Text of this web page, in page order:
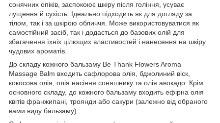
сонячних опіків, заспокоює шкіру після гоління, усуває
лущення й сухість. Ідеально підходить як для догляду за
тілом, так і за шкірою обличчя. Може використовуватися як
самостійний засіб, так і додається до базових олій для
збагачення їхніх цілющих властивостей і нанесення на шкіру
чудових ароматів.
До складу кожного бальзаму Be Thank Flowers Aroma
Massage Balm входить сафлорова олія, бджолиний віск,
кокосова олія, олія насіння соняшнику та олія авокадо. Крім
основного складу, до кожного бальзаму входить ефірна олія
квітів франжипані, троянди або сакури (залежно від обраного
вами виду бальзаму).